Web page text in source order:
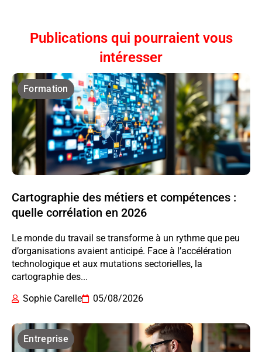
Publications qui pourraient vous
intéresser
Formation
Cartographie des métiers et compétences :
quelle corrélation en 2026
Le monde du travail se transforme à un rythme que peu
d’organisations avaient anticipé. Face à l’accélération
technologique et aux mutations sectorielles, la
cartographie des...
Sophie Carelle
05/08/2026
Entreprise